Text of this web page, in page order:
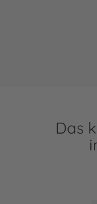
Das